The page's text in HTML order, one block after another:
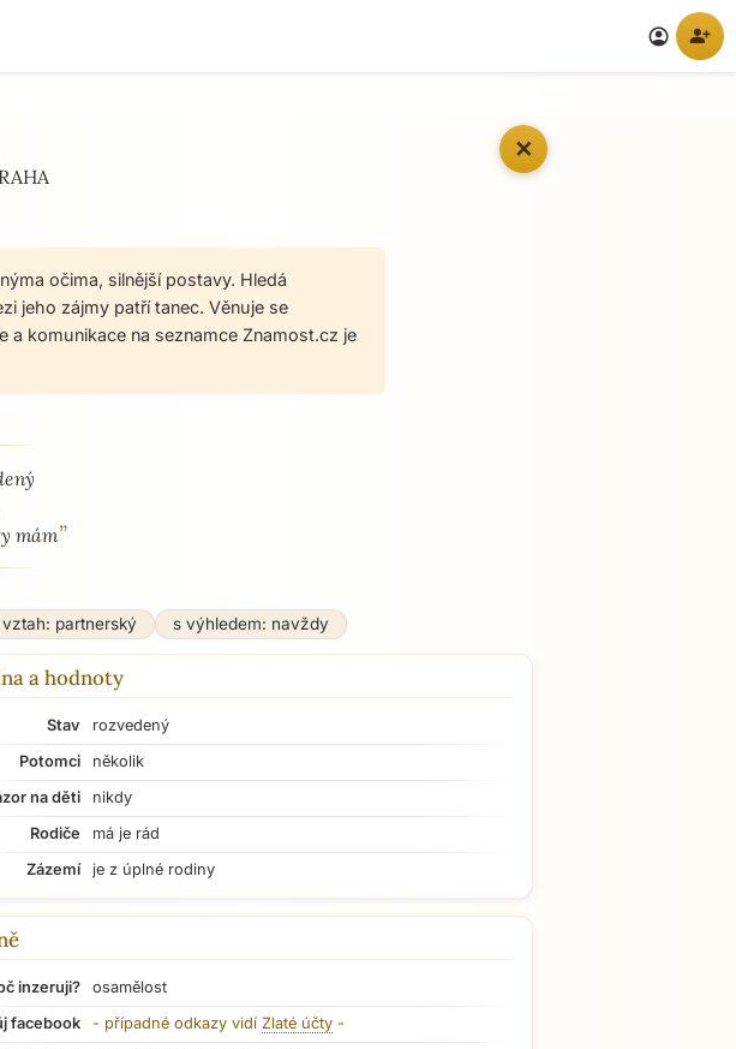
account_circle person_add
✕
očima, silnější postavy. Hledá
jeho zájmy patří tanec. Věnuje se
a komunikace na seznamce Znamost.cz je
mám”
partnerský s výhledem: navždy
a hodnoty
Stav
rozvedený
Potomci
několik
na děti
nikdy
Rodiče
má je rád
Zázemí
je z úplné rodiny
inzeruji?
osamělost
facebook
- případné odkazy vidí Zlaté účty -